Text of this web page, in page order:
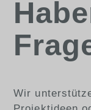
Wir